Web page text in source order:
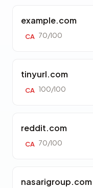
example.com
CA 70/100
tinyurl.com
CA 100/100
reddit.com
CA 70/100
nasarigroup.com